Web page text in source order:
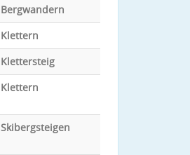
Bergwandern
Klettern
Klettersteig
Klettern
Skibergsteigen